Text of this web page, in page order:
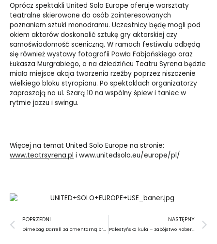
Oprócz spektakli United Solo Europe oferuje warsztaty
teatralne skierowane do osób zainteresowanych
poznaniem sztuki monodramu. Uczestnicy będę mogli pod
okiem aktorów doskonalić sztukę gry aktorskiej czy
samoświadomość sceniczną. W ramach festiwalu odbędą
się również wystawy fotografii Pawła Fabjańskiego oraz
Łukasza Murgrabiego, a na dziedzińcu Teatru Syrena będzie
miała miejsce akcja tworzenia rzeźby poprzez niszczenie
wielkiego bloku styropianu. Po spektaklach organizatorzy
zapraszają na ul. Szarą 10 na wspólny śpiew i taniec w
rytmie jazzu i swingu.
Więcej na temat United Solo Europe na stronie:
www.teatrsyrena.pl i www.unitedsolo.eu/europe/pl/
Prev
POPRZEDNI NASTĘPNY
Palestyńska kula – zabójstwo Roberta Kennedy’ego